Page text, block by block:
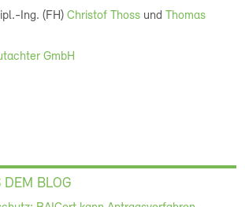
Ing. (FH)Christof Thoss undThomas
GmbH
DEM BLOG